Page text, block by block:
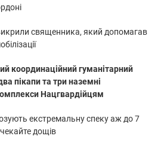
священника, який допомагав
координаційний гуманітарний
пікапи та три наземні
Нацгвардійцям
екстремальну спеку аж до 7
дощів